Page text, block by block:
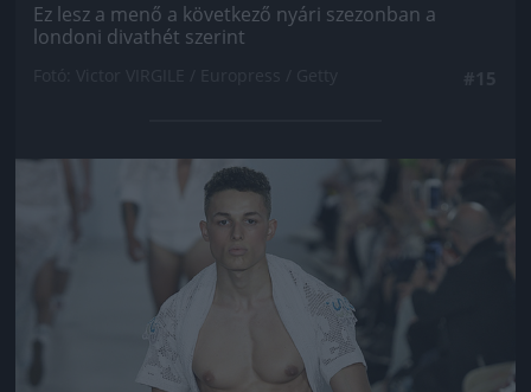
Ez lesz a menő a következő nyári szezonban a
londoni divathét szerint
Jön még kép!